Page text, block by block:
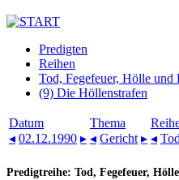
Predigten
Reihen
Tod, Fegefeuer, Hölle und
(9) Die Höllenstrafen
Datum
◂ 02.12.1990 ▸
Thema
◂ Gericht ▸ ◂
Predigtreihe: Tod, Fegefeuer,